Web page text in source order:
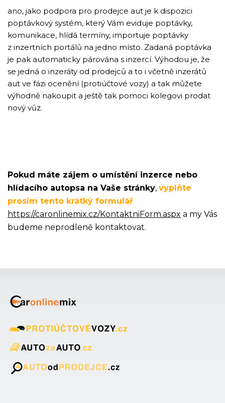
ano, jako podpora pro prodejce aut je k dispozici
poptávkový systém, který Vám eviduje poptávky,
komunikace, hlídá termíny, importuje poptávky
z inzertních portálů na jedno místo. Zadaná poptávka
je pak automaticky párována s inzercí. Výhodou je, že
se jedná o inzeráty od prodejců a to i včetně inzerátů
aut ve fázi ocenění (protiúčtové vozy) a tak můžete
výhodně nakoupit a ještě tak pomoci kolegovi prodat
nový vůz.
Pokud máte zájem o umístění inzerce nebo
hlídacího autopsa na Vaše stránky, vyplňte
prosím tento krátký formulář
https://caronlinemix.cz/KontaktniForm.aspx a my Vás
budeme neprodleně kontaktovat.